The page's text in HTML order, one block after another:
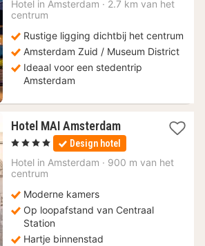
129,38
Hotel in Amsterdam · 2.7 km van het
centrum
Rustige ligging dichtbij het centrum
Amsterdam Zuid / Museum District
Ideaal voor een stedentrip
Amsterdam
Hotel MAI Amsterdam1
nacht
vanaf
180
, 4 Sterren Design hotel
Hotel in Amsterdam · 900 m van het
centrum
Moderne kamers
Op loopafstand van Centraal
Station
Hartje binnenstad